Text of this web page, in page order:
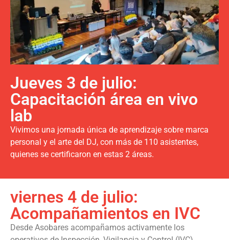
Jueves 3 de julio:
Capacitación área en vivo
lab
Vivimos una jornada única de aprendizaje sobre marca
personal y el arte del DJ, con más de 110 asistentes,
quienes se certificaron en estas 2 áreas.
viernes 4 de julio:
Acompañamientos en IVC
Desde Asobares acompañamos activamente los